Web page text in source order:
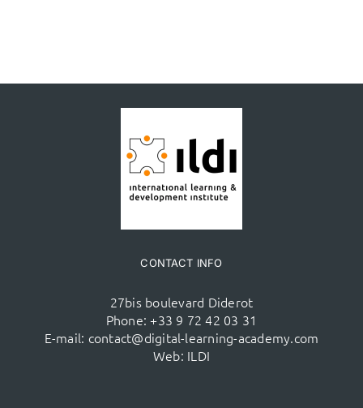
CONTACT INFO
27bis boulevard Diderot
Phone: +33 9 72 42 03 31
E-mail: contact@digital-learning-academy.com
Web: ILDI